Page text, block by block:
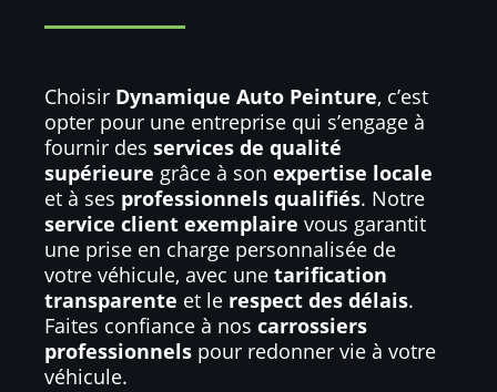
Choisir Dynamique Auto Peinture, c’est
opter pour une entreprise qui s’engage à
fournir desservices de qualité
supérieure grâce à sonexpertise locale
et à ses professionnels qualifiés. Notre
service client exemplaire vous garantit
une prise en charge personnalisée de
votre véhicule, avec unetarification
transparente et le respect des délais.
Faites confiance à noscarrossiers
professionnels pour redonner vie à votre
véhicule.